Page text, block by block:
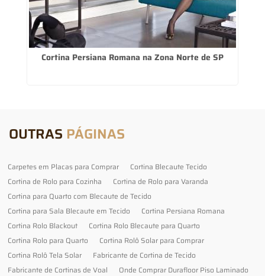
Cortina Persiana Romana na Zona Norte de SP
OUTRAS PÁGINAS
Carpetes em Placas para Comprar
Cortina Blecaute Tecido
Cortina de Rolo para Cozinha
Cortina de Rolo para Varanda
Cortina para Quarto com Blecaute de Tecido
Cortina para Sala Blecaute em Tecido
Cortina Persiana Romana
Cortina Rolo Blackout
Cortina Rolo Blecaute para Quarto
Cortina Rolo para Quarto
Cortina Rolô Solar para Comprar
Cortina Rolô Tela Solar
Fabricante de Cortina de Tecido
Fabricante de Cortinas de Voal
Onde Comprar Durafloor Piso Laminado